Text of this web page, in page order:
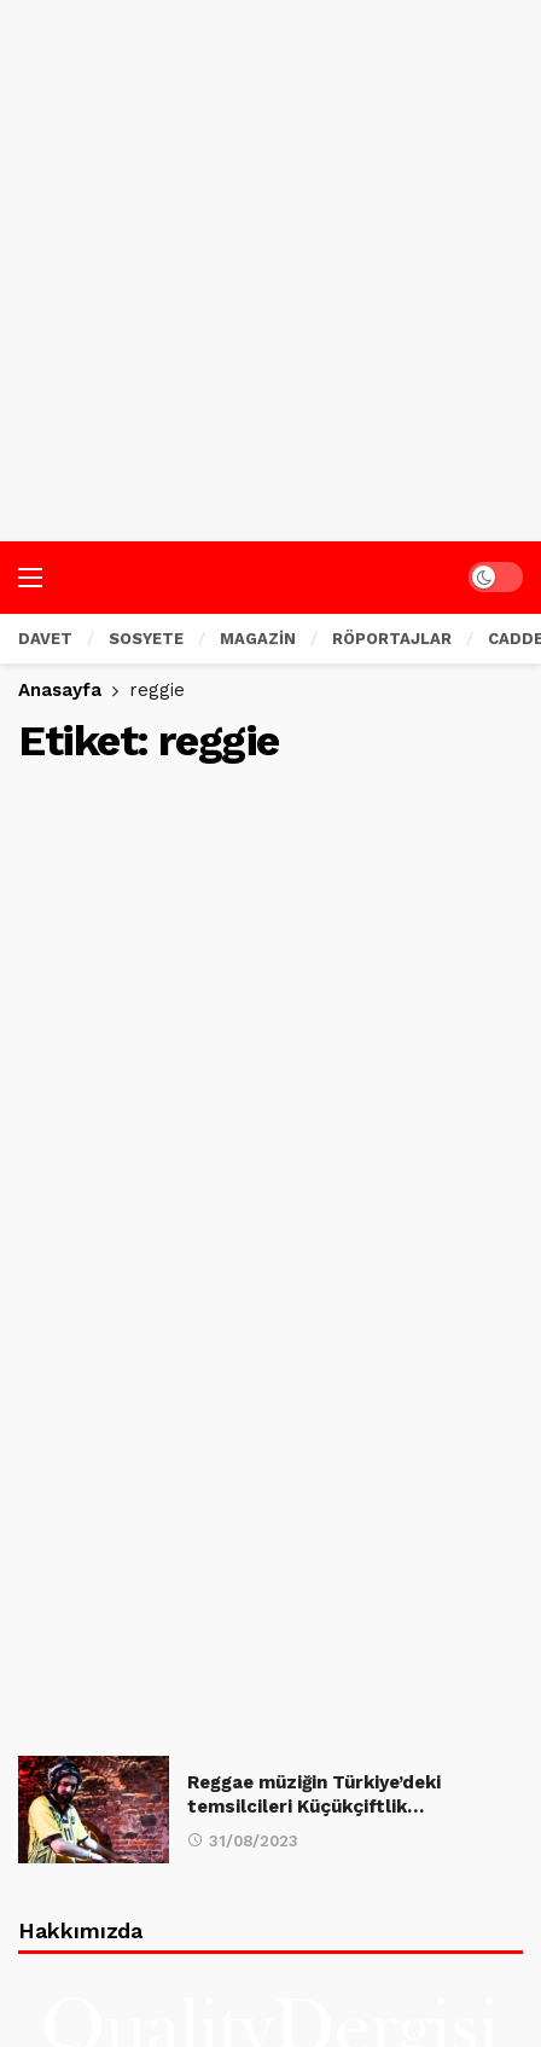
Dark
DAVET SOSYETE MAGAZİN RÖPORTAJLAR
Anasayfa reggie
Etiket: reggie
Reggae müziğin Türkiye’deki
temsilcileri Küçükçiftlik…
31/08/2023
Hakkımızda